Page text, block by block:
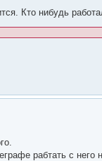
Кто нибудь
рабтать с него